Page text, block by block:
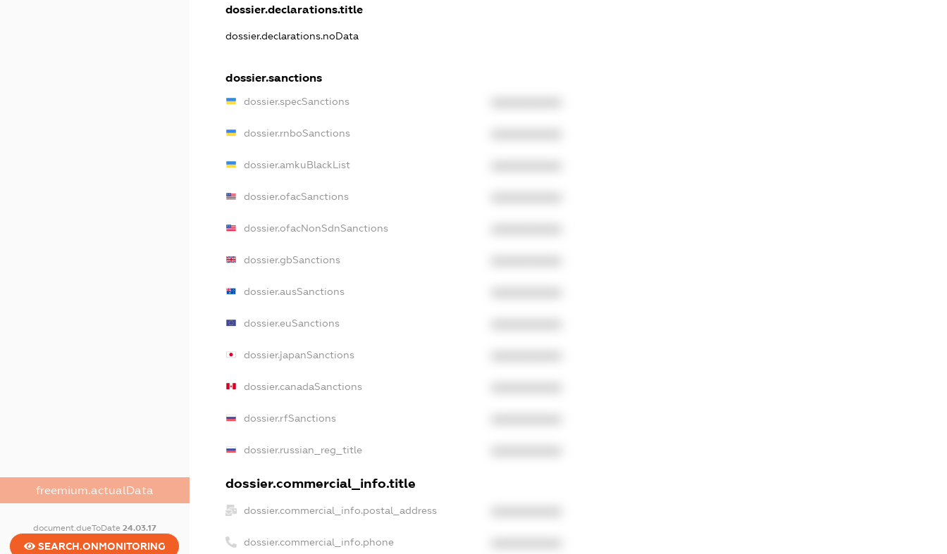
freemium.actualData
document.dueToDate 24.03.17
SEARCH.ONMONITORING
dossier.declarations.title
dossier.declarations.noData
dossier.sanctions
dossier.specSanctions
dossier.rnboSanctions
dossier.amkuBlackList
dossier.ofacSanctions
dossier.ofacNonSdnSanctions
dossier.gbSanctions
dossier.ausSanctions
dossier.euSanctions
dossier.japanSanctions
dossier.canadaSanctions
dossier.rfSanctions
dossier.russian_reg_title
dossier.commercial_info.title
dossier.commercial_info.postal_address
dossier.commercial_info.phone